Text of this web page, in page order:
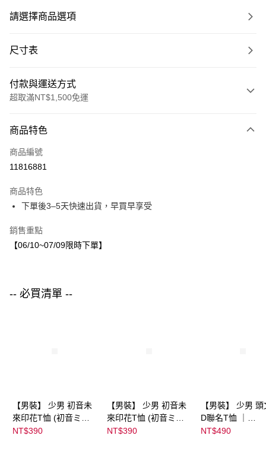
請選擇商品選項
尺寸表
付款與運送方式
超取滿NT$1,500免運
信用卡一次付款
LINE Pay
街口支付
悠遊付
每筆NT$80，滿NT$1,500(含以上)免運費
商品特色
商品編號
11816881
商品特色
下單後3–5天快速出貨，早買早享受
銷售重點
【06/10~07/09限時下單】
-- 必買清單 --
【男裝】 少男 初音未
來印花T恤 (初音ミク)
｜
NT$390
【男裝】 少男 初音未
來印花T恤 (初音ミク)
｜
NT$390
【男裝】 少男
D聯名T恤 ｜
NT$490